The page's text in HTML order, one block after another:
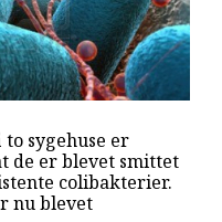
sygehuse er
de er blevet smittet
colibakterier.
nu blevet